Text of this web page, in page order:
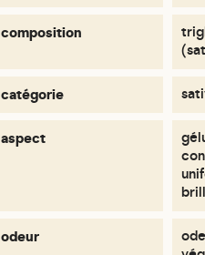
composition
catégorie
aspect
odeur